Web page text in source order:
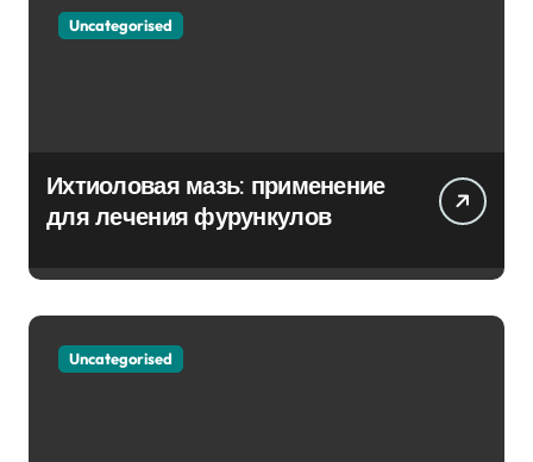
Uncategorised
Ихтиоловая мазь: применение
для лечения фурункулов
Uncategorised